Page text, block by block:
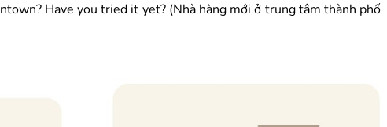
Have you tried it yet? (Nhà hàng mới ở trung tâm thành phố